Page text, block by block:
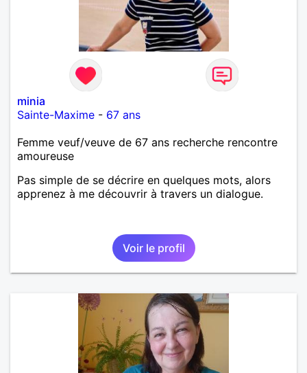
minia
Sainte-Maxime - 67 ans
Femme veuf/veuve de 67 ans recherche rencontre
amoureuse
Pas simple de se décrire en quelques mots, alors
apprenez à me découvrir à travers un dialogue.
Voir le profil